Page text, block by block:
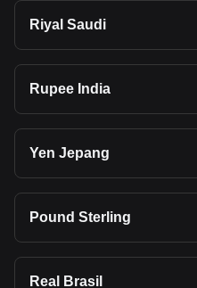
Riyal Saudi
Rupee India
Yen Jepang
Pound Sterling
Real Brasil